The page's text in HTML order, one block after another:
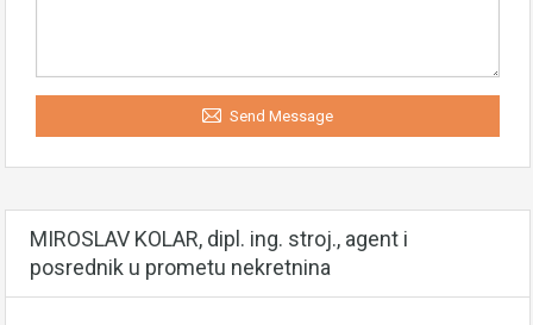
Send Message
MIROSLAV KOLAR, dipl. ing. stroj., agent i
posrednik u prometu nekretnina